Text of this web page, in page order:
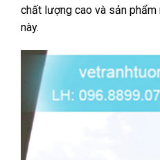
chất lượng cao và sản
này.